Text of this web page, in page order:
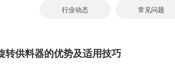
行业动态 常见问题
转供料器的优势及适用技巧